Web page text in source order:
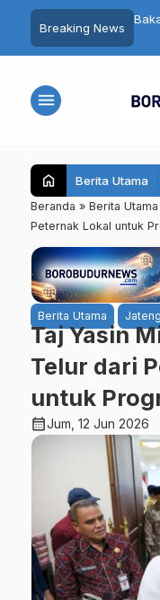
Breaking News
Toleransi di Kota
menu
home Berita Utama
Beranda » Berita Utama
Peternak Lokal untuk
Berita Utama Jateng
Taj Yasin
Telur dari
untuk
calendar_monthJum, 12 Jun 2026